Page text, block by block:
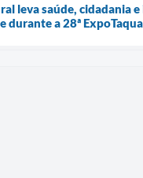
leva saúde, cidadania e
durante a 28ª